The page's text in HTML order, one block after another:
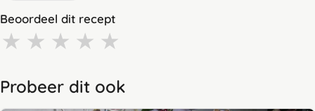
Beoordeel dit recept
★ ★ ★ ★ ★
Probeer dit ook